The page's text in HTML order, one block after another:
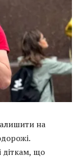
на
діткам, що